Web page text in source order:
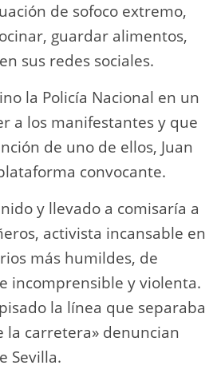
de sofoco extremo,
guardar alimentos,
sus redes sociales.
la Policía Nacional en un
a los manifestantes y que
de uno de ellos, Juan
convocante.
y llevado a comisaría a
activista incansable en
más humildes, de
incomprensible y violenta.
la línea que separaba
la carretera» denuncian
Sevilla.